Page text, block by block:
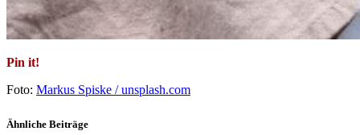
Pin it!
Foto: Markus Spiske / unsplash.com
Ähnliche Beiträge